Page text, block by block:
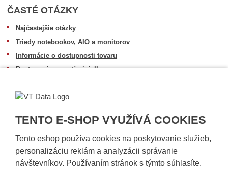
TENTO E-SHOP VYUŽÍVÁ COOKIES
Tento eshop používa cookies na poskytovanie služieb,
personalizáciu reklám a analyzácii správanie
návštevníkov. Používaním stránok s týmto súhlasíte.
ČASTÉ OTÁZKY
Najčastejšie otázky
Triedy notebookov, AIO a monitorov
Informácie o dostupnosti tovaru
Postup pri prevzatí zásielky
Sledovanie zásielok